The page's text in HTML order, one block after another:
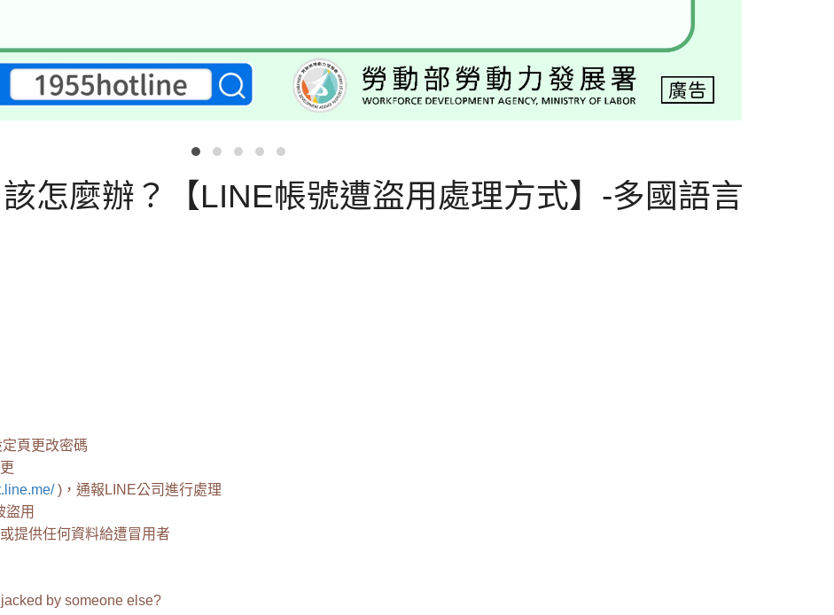
怎麼辦？【LINE帳號遭盜用處理方式】-多國語言
頁更改密碼
)，通報LINE公司進行處理
用
提供任何資料給遭冒用者
by someone else?